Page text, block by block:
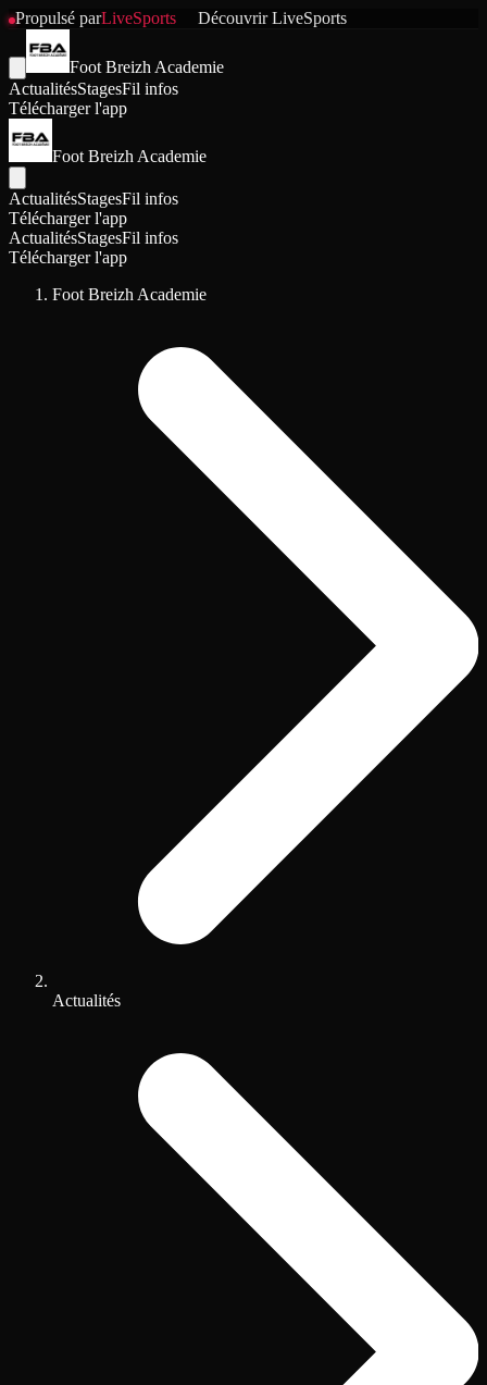
Propulsé parLiveSports DécouvrirLiveSports
Foot Breizh Academie
ActualitésStagesFil infos
Télécharger l'app
Foot Breizh Academie
ActualitésStagesFil infos
Télécharger l'app
ActualitésStagesFil infos
Télécharger l'app
Foot Breizh Academie
Actualités